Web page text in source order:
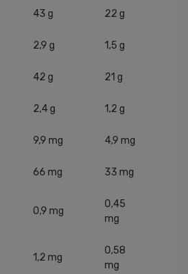
43 g 22 g
2,9 g 1,5 g
42 g 21 g
2,4 g 1,2 g
9,9 mg 4,9 mg
66 mg 33 mg
0,9 mg
0,45
mg
1,2 mg
0,58
mg